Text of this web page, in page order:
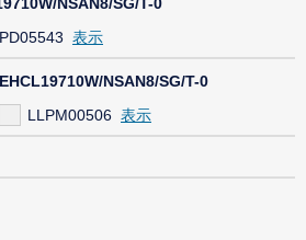
EHCL19710W/NSAN8/SG/T-0
LLPM00506